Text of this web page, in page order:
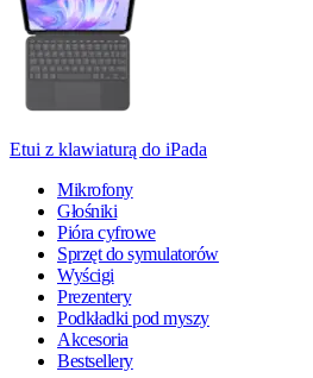
Etui z klawiaturą do iPada
Mikrofony
Głośniki
Pióra cyfrowe
Sprzęt do symulatorów
Wyścigi
Prezentery
Podkładki pod myszy
Akcesoria
Bestsellery